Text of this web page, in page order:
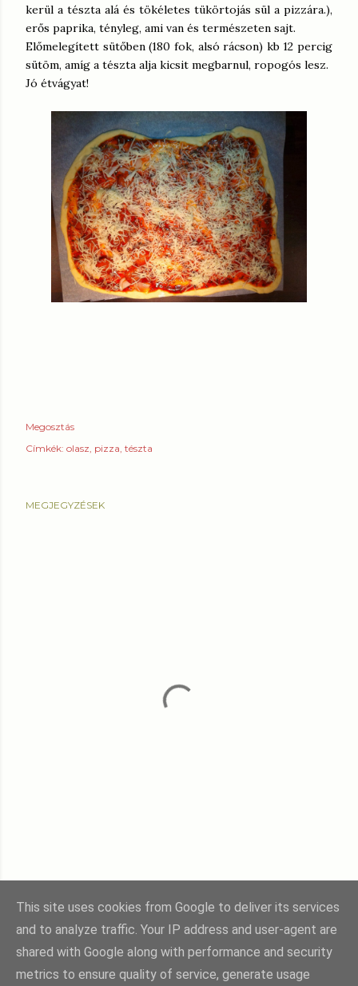
kerül a tészta alá és tökéletes tükörtojás sül a pizzára.),
erős paprika, tényleg, ami van és természeten sajt.
Előmelegített sütőben (180 fok, alsó rácson) kb 12 percig
sütöm, amíg a tészta alja kicsit megbarnul, ropogós lesz.
Jó étvágyat!
Megosztás
Címkék: olasz pizza tészta
MEGJEGYZÉSEK
Üzemeltető: Blogger
This site uses cookies from Google to deliver its services
and to analyze traffic. Your IP address and user-agent are
shared with Google along with performance and security
metrics to ensure quality of service, generate usage